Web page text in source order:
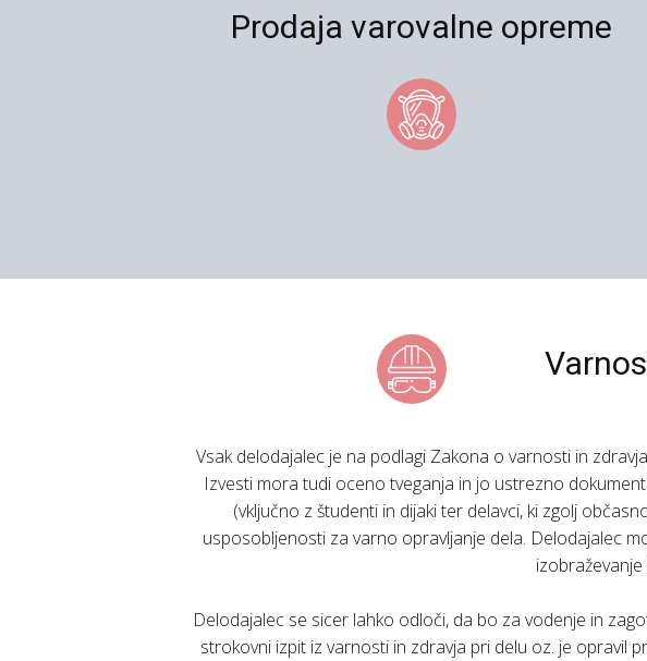
Prodaja varovalne opreme
Vsak delodajalec je na podlagi Zakona o varnosti in
Izvesti mora tudi oceno tveganja in jo ustrezno
(vključno z študenti in dijaki ter delavci, ki zgolj
usposobljenosti za varno opravljanje dela. Delodajalec
Delodajalec se sicer lahko odloči, da bo za vodenje in
strokovni izpit iz varnosti in zdravja pri delu oz. je opravil